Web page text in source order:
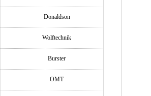
Donaldson
Wolftechnik
Burster
OMT